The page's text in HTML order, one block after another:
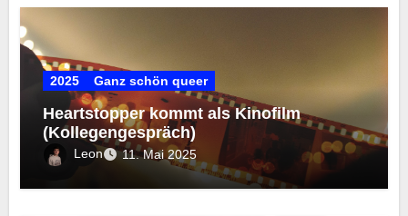
2025 Ganz schön queer
Heartstopper kommt als Kinofilm
(Kollegengespräch)
Leon 11. Mai 2025